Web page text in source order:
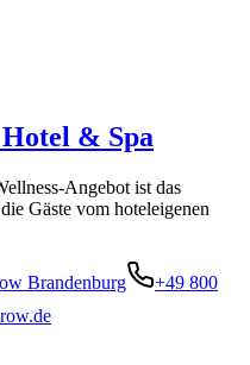
& Spa
Angebot ist das
Gäste vom hoteleigenen
Brandenburg
+49 800